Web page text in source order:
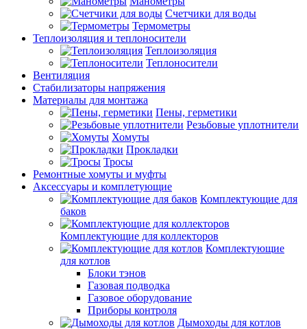
Счетчики для воды
Термометры
Теплоизоляция и теплоносители
Теплоизоляция
Теплоносители
Вентиляция
Стабилизаторы напряжения
Материалы для монтажа
Пены, герметики
Резьбовые уплотнители
Хомуты
Прокладки
Тросы
Ремонтные хомуты и муфты
Аксессуары и комплетующие
Комплектующие для
баков
Комплектующие для коллекторов
Комплектующие
для котлов
Блоки тэнов
Газовая подводка
Газовое оборудование
Приборы контроля
Дымоходы для котлов